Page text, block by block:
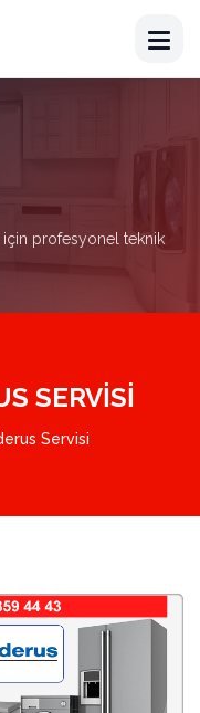
profesyonel teknik
SERVISI
Servisi